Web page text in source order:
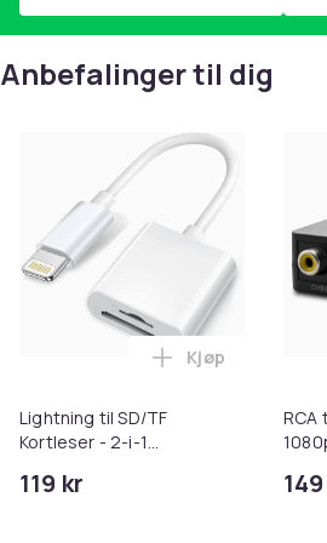
Anbefalinger til dig
Lightning til SD/TF
Kortleser - 2-i-1
iPhone/iPad
119 kr
Legg Lightning
Kjøp
RCA